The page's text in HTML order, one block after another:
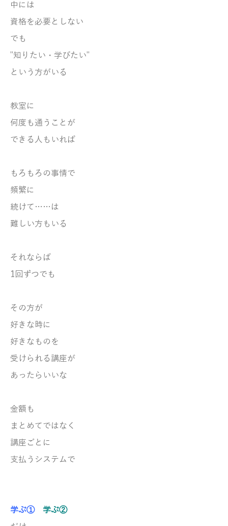
中には
資格を必要としない
でも
”知りたい・学びたい”
という方がいる
教室に
何度も通うことが
できる人もいれば
もろもろの事情で
頻繁に
続けて…… は
難しい方もいる
それならば
1回ずつでも
その方が
好きな時に
好きなものを
受けられる 講座が
あったらいいな
金額も
まとめてではなく
講座ごとに
支払うシステムで
学ぶ① 学ぶ②